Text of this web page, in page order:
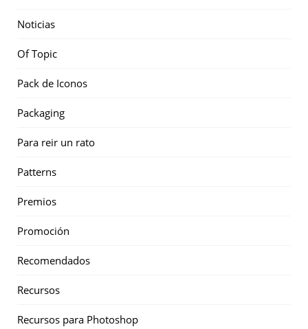
Noticias
Of Topic
Pack de Iconos
Packaging
Para reir un rato
Patterns
Premios
Promoción
Recomendados
Recursos
Recursos para Photoshop